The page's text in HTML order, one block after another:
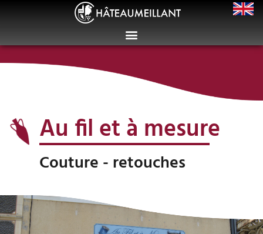
Au fil et à mesure
Couture - retouches